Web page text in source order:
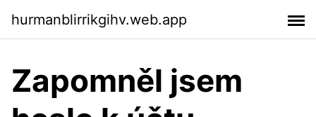
hurmanblirrikgihv.web.app
Zapomněl jsem